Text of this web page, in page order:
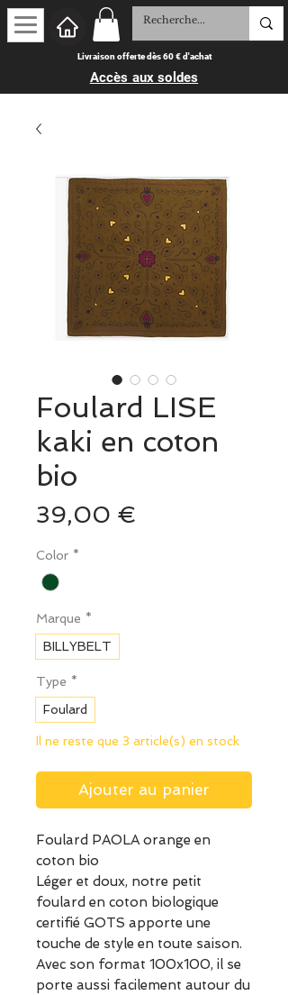
Livraison offerte dès 60 € d'achat
Accès aux soldes
Foulard LISE
kaki en coton
bio
39,00 €
Color *
Marque *
BILLYBELT
Type *
Foulard
Il ne reste que 3 article(s) en stock
Ajouter au panier
Foulard PAOLA orange en
coton bio
Léger et doux, notre petit
foulard en coton biologique
certifié GOTS apporte une
touche de style en toute saison.
Avec son format 100x100, il se
porte aussi facilement autour du